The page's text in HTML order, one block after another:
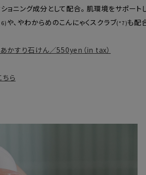
ショニング成分として配合。 肌環境をサポート
や、やわからめのこんにゃくスクラブ(*7)も配
かすり石けん／550yen（in tax）
ちら